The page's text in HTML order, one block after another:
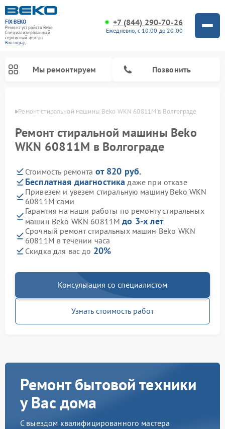
FIX-BEKO
Ремонт устройств Beko
Специализированный
cервисный центр г.
Волгоград
+7 (844) 290-70-26
Ежедневно, с 10:00 до 20:00
Мы ремонтируем Позвонить
Ремонт стиральной машины Beko WKN 60811M в Волгограде
Ремонт стиральной машины Beko
WKN 60811M в Волгограде
Стоимость ремонта от 820 руб.
Бесплатная диагностика даже при отказе
Привезем и увезем стиральную машину Beko WKN
60811M сами
Гарантия на наши работы по ремонту стиральных
машин Beko WKN 60811Mдо 3-х лет
Срочный ремонт стиральных машин Beko WKN
60811M в течении часа
Скидка для вас до 20%
Консультация со специалистом
Узнать стоимость работ
Ремонт бытовой техники
у Вас дома
С выездом квалифицированного мастера